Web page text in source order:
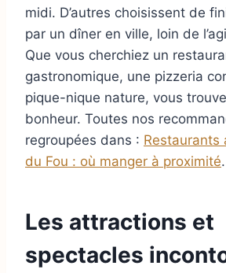
midi. D’autres choisissent de
par un dîner en ville, loin de
Que vous cherchiez un
gastronomique, une pizzeria
pique-nique nature, vous
bonheur. Toutes nos
regroupées dans : Restaurants
du Fou : où manger à proximité.
Les attractions et
spectacles